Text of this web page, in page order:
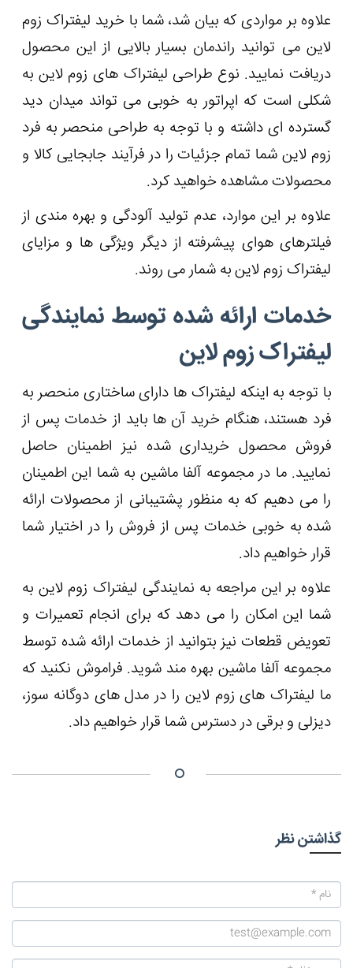
علاوه بر مواردی که بیان شد، شما با خرید لیفتراک زوم
لاین می توانید راندمان بسیار بالایی از این محصول
دریافت نمایید. نوع طراحی لیفتراک های زوم لاین به
شکلی است که اپراتور به خوبی می تواند میدان دید
گسترده ای داشته و با توجه به طراحی منحصر به فرد
زوم لاین شما تمام جزئیات را در فرآیند جابجایی کالا و
محصولات مشاهده خواهید کرد.
علاوه بر این موارد، عدم تولید آلودگی و بهره مندی از
فیلترهای هوای پیشرفته از دیگر ویژگی ها و مزایای
لیفتراک زوم لاین به شمار می‌ روند.
خدمات ارائه شده توسط نمایندگی
لیفتراک زوم لاین
با توجه به اینکه لیفتراک ها دارای ساختاری منحصر به
فرد هستند، هنگام خرید آن ها باید از خدمات پس از
فروش محصول خریداری شده نیز اطمینان حاصل
نمایید. ما در مجموعه آلفا ماشین به شما این اطمینان
را می ‌دهیم که به منظور پشتیبانی از محصولات ارائه
شده به خوبی خدمات پس از فروش را در اختیار شما
قرار خواهیم داد.
علاوه بر این مراجعه به نمایندگی لیفتراک زوم لاین به
شما این امکان را می دهد که برای انجام تعمیرات و
تعویض قطعات نیز بتوانید از خدمات ارائه شده توسط
مجموعه آلفا ماشین بهره مند شوید. فراموش نکنید که
ما لیفتراک های زوم لاین را در مدل های دوگانه سوز،
دیزلی و برقی در دسترس شما قرار خواهیم داد.
گذاشتن نظر